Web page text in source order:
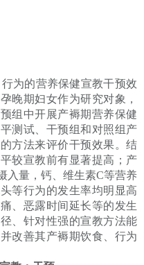
为的营养保健宣教干预效
晚期妇女作为研究对象，
组中开展产褥期营养保健
测试、干预组和对照组产
方法来评价干预效果。结
较宣教前有显著提高；产
入量，钙、维生素C等营养
等行为的发生率均明显高
、恶露时间延长等的发生
、针对性强的宣教方法能
改善其产褥期饮食、行为